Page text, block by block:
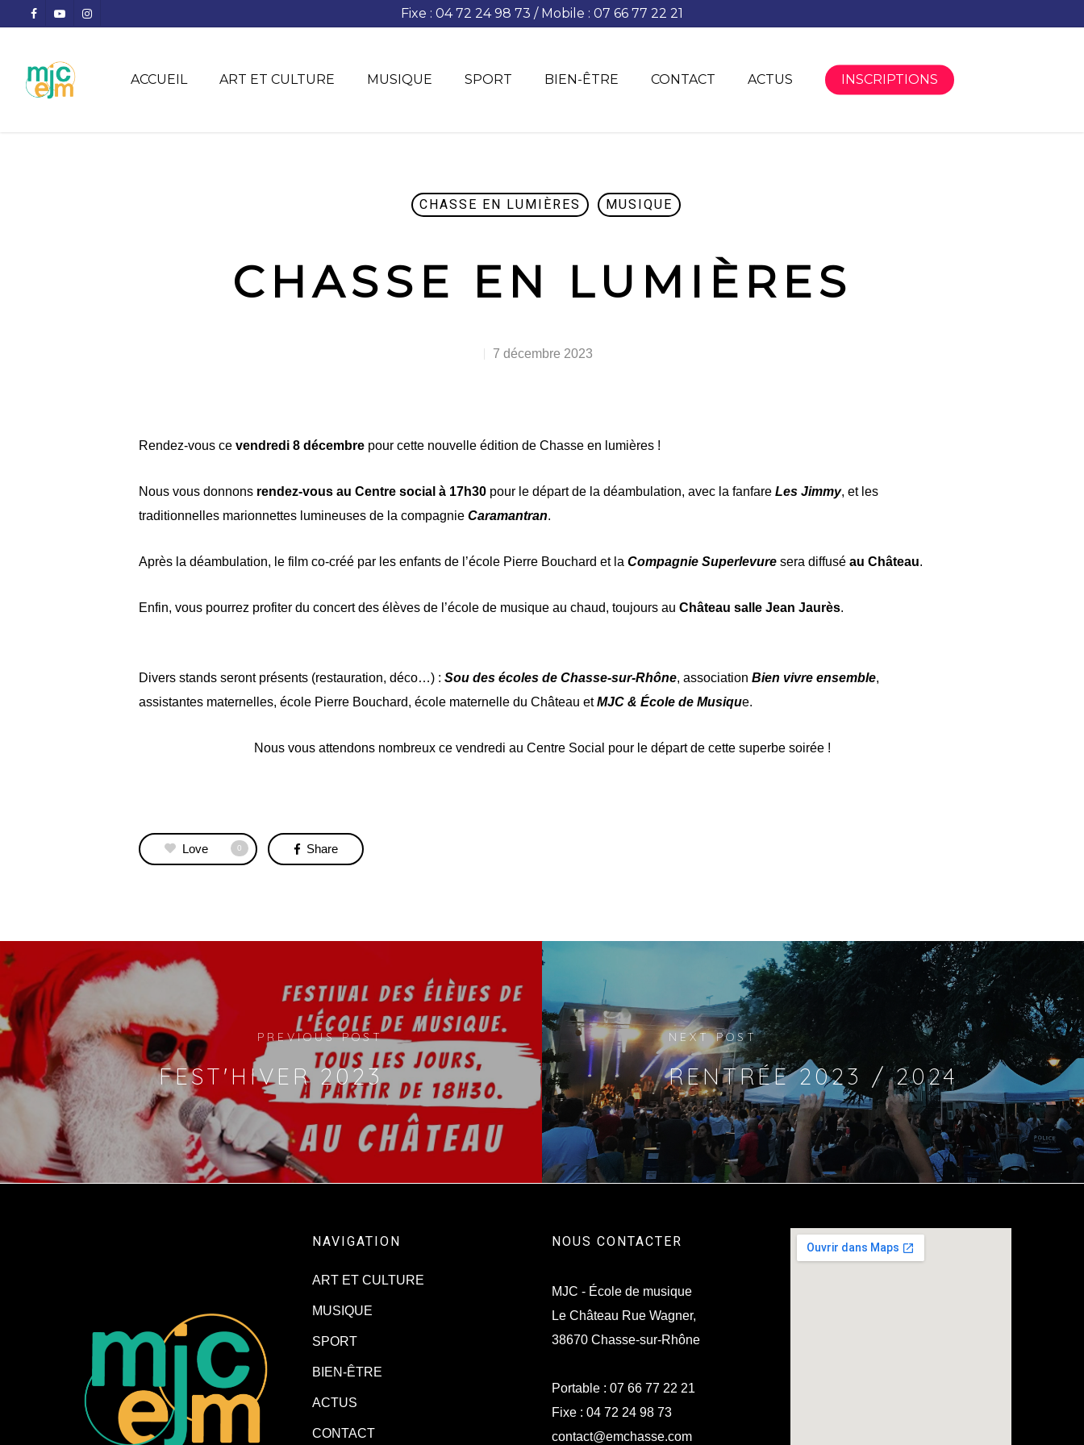
Fixe : 04 72 24 98 73 / Mobile : 07 66 77 22 21
ACCUEIL ART ET CULTURE MUSIQUE SPORT BIEN-ÊTRE CONTACT ACTUS INSCRIPTIONS
CHASSE EN LUMIÈRES MUSIQUE
CHASSE EN LUMIÈRES
7 décembre 2023
Rendez-vous ce vendredi 8 décembre pour cette nouvelle édition de Chasse en lumières !
Nous vous donnons rendez-vous au Centre social à 17h30 pour le départ de la déambulation, avec la fanfare Les Jimmy, et les
traditionnelles marionnettes lumineuses de la compagnie Caramantran.
Après la déambulation, le film co-créé par les enfants de l’école Pierre Bouchard et la Compagnie Superlevure sera diffusé au Château.
Enfin, vous pourrez profiter du concert des élèves de l’école de musique au chaud, toujours au Château salle Jean Jaurès.
Divers stands seront présents (restauration, déco…) : Sou des écoles de Chasse-sur-Rhône, association Bien vivre ensemble,
assistantes maternelles, école Pierre Bouchard, école maternelle du Château etMJC & École de Musique.
Nous vous attendons nombreux ce vendredi au Centre Social pour le départ de cette superbe soirée !
Love 0 Share
PREVIOUS POST
FEST'HIVER 2023
NEXT POST
RENTRÉE 2023 / 2024
NAVIGATION
ART ET CULTURE
MUSIQUE
SPORT
BIEN-ÊTRE
ACTUS
CONTACT
NOUS CONTACTER
MJC - École de musique
Le Château Rue Wagner,
38670 Chasse-sur-Rhône
Portable : 07 66 77 22 21
Fixe : 04 72 24 98 73
contact@emchasse.com